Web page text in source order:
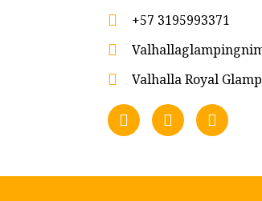
+57 3195993371
Valhalla Royal